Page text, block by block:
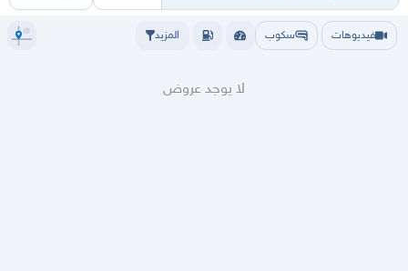
فيديوهات سكوب المزيد
لا يوجد عروض